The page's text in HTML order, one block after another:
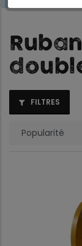
FILTRES